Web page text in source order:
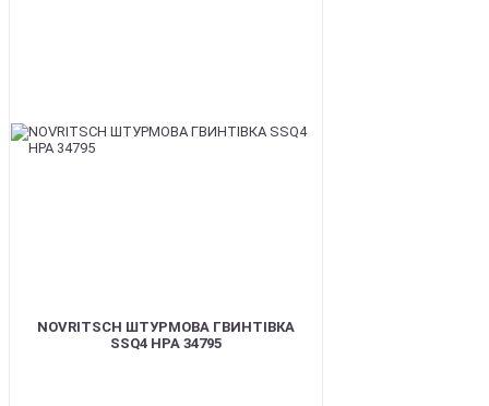
NOVRITSCH ШТУРМОВА ГВИНТІВКА
SSQ4 HPA 34795